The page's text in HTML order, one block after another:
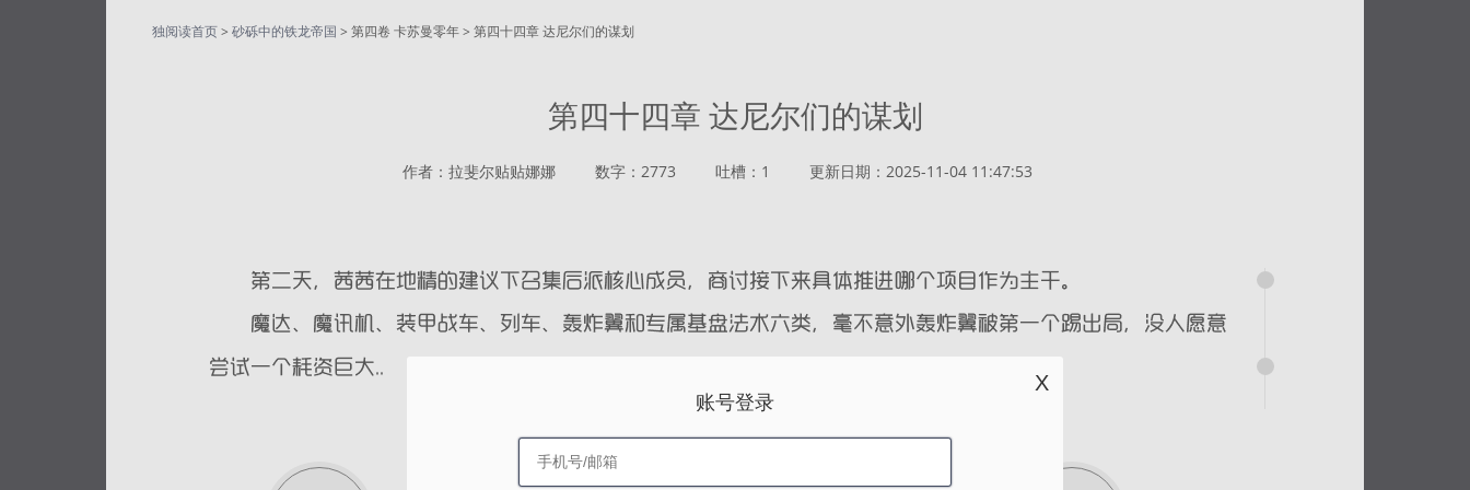
独阅读首页> 砂砾中的铁龙帝国 > 第四卷 卡苏曼零年 > 第四十四章 达尼尔们的谋划
第四十四章 达尼尔们的谋划
作者：拉斐尔贴贴娜娜 数字：2773 吐槽：1 更新日期：2025-11-04 11:47:53
账号登录
X